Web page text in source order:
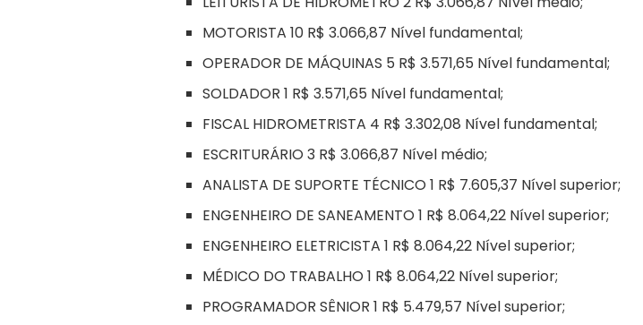
MOTORISTA 10 R$ 3.066,87 Nível fundamental;
OPERADOR DE MÁQUINAS 5 R$ 3.571,65 Nível fundamental;
SOLDADOR 1 R$ 3.571,65 Nível fundamental;
FISCAL HIDROMETRISTA 4 R$ 3.302,08 Nível fundamental;
ESCRITURÁRIO 3 R$ 3.066,87 Nível médio;
ANALISTA DE SUPORTE TÉCNICO 1 R$ 7.605,37 Nível superior;
ENGENHEIRO DE SANEAMENTO 1 R$ 8.064,22 Nível superior;
ENGENHEIRO ELETRICISTA 1 R$ 8.064,22 Nível superior;
MÉDICO DO TRABALHO 1 R$ 8.064,22 Nível superior;
PROGRAMADOR SÊNIOR 1 R$ 5.479,57 Nível superior;